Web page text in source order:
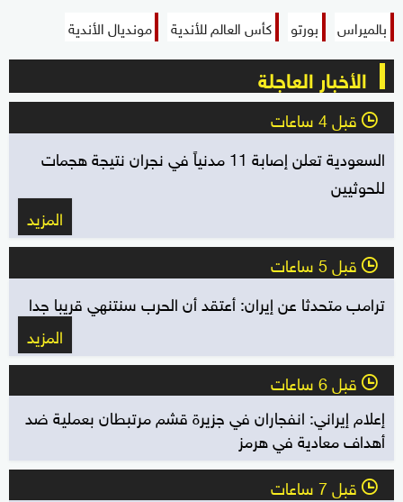
بالميراس بورتو كأس العالم للأندية مونديال الأندية
الأخبار العاجلة
l قبل 4 ساعات
السعودية تعلن إصابة 11 مدنياً في نجران نتيجة هجمات
للحوثيين
المزيد
l قبل 5 ساعات
ترامب متحدثا عن إيران: أعتقد أن الحرب سنتنهي قريبا جدا
المزيد
l قبل 6 ساعات
إعلام إيراني: انفجاران في جزيرة قشم مرتبطان بعملية ضد
أهداف معادية في هرمز
l قبل 7 ساعات